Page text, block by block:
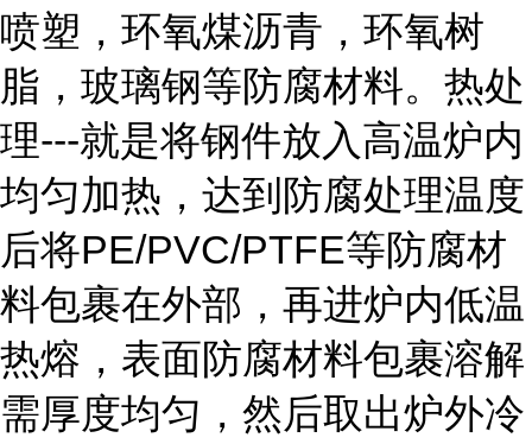
喷塑，环氧煤沥青，环氧树
脂，玻璃钢等防腐材料。热处
理---就是将钢件放入高温炉内
均匀加热，达到防腐处理温度
后将PE/PVC/PTFE等防腐材
料包裹在外部，再进炉内低温
热熔，表面防腐材料包裹溶解
需厚度均匀，然后取出炉外冷